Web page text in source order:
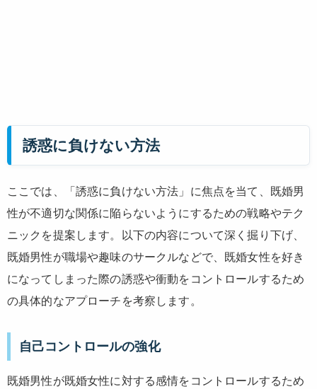
誘惑に負けない方法
ここでは、「誘惑に負けない方法」に焦点を当て、既婚男
性が不適切な関係に陥らないようにするための戦略やテク
ニックを提案します。以下の内容について深く掘り下げ、
既婚男性が職場や趣味のサークルなどで、既婚女性を好き
になってしまった際の誘惑や衝動をコントロールするため
の具体的なアプローチを考察します。
自己コントロールの強化
既婚男性が既婚女性に対する感情をコントロールするため